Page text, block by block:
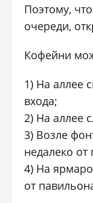
Поэтому,
очереди,
Кофейни
1) На аллее
входа;
2) На аллее
3) Возле
недалеко
4) На
от